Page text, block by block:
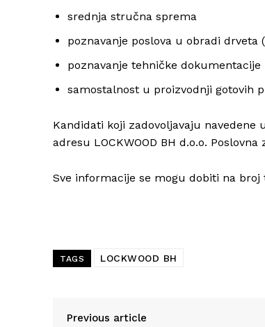
srednja stručna sprema
poznavanje poslova u obradi
poznavanje tehničke dokumentacije
samostalnost u proizvodnji gotovih
Kandidati koji zadovoljavaju navedene
adresu LOCKWOOD BH d.o.o.
Sve informacije se mogu dobiti na
TAGS LOCKWOOD BH
Previous article